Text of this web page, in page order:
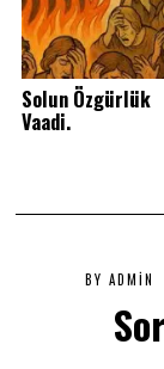
Solun Özgürlük
Vaadi.
BY ADMIN